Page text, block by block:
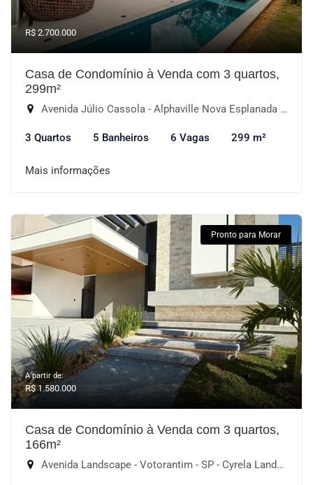
R$ 2.700.000
Casa de Condomínio à Venda com 3 quartos,
299m²
Avenida Júlio Cassola - Alphaville Nova Esplanada IV, Votorantim-SP
3 Quartos 5 Banheiros 6 Vagas 299 m²
Mais informações
Pronto para Morar
A partir de:
R$ 1.580.000
Casa de Condomínio à Venda com 3 quartos,
166m²
Avenida Landscape - Votorantim - SP - Cyrela Landscape Esplanada, Votorantim-SP